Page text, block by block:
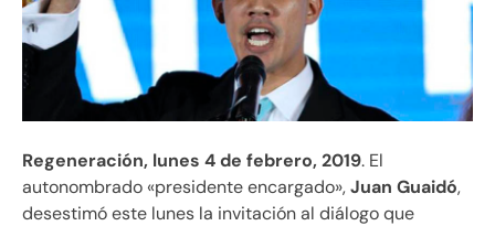
Regeneración, lunes 4 de febrero, 2019. El
autonombrado «presidente encargado»,Juan Guaidó,
desestimó este lunes la invitación al diálogo que